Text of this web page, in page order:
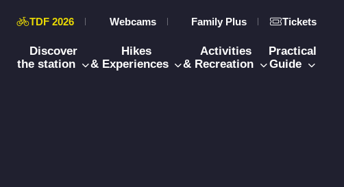
TDF 2026 Webcams Family Plus Tickets
Discover
the station
Hikes
& Experiences
Activities
& Recreation
Practical
Guide